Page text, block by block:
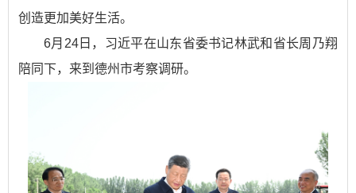
创造更加美好生活。
6月24日，习近平在山东省委书记林武和省长周乃翔
陪同下，来到德州市考察调研。